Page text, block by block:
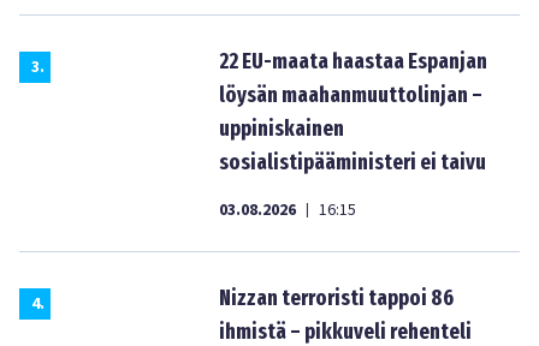
3.
22 EU-maata haastaa Espanjan
löysän maahanmuuttolinjan –
uppiniskainen
sosialistipääministeri ei taivu
03.08.2026 | 16:15
4.
Nizzan terroristi tappoi 86
ihmistä – pikkuveli rehenteli